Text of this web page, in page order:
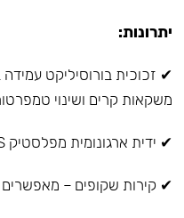
יתרונות:
✔ זכוכית בורוסיליקט
משקאות קרים ושינוי
✔ ידית ארגונומית מפלסטיק ABS מט – אחיזה נוחה ובטוחה.
✔ קירות שקופים –